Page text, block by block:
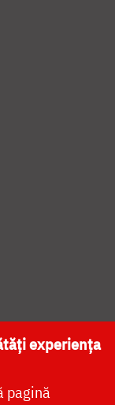
NAȚIONALĂ
experiența
pagină